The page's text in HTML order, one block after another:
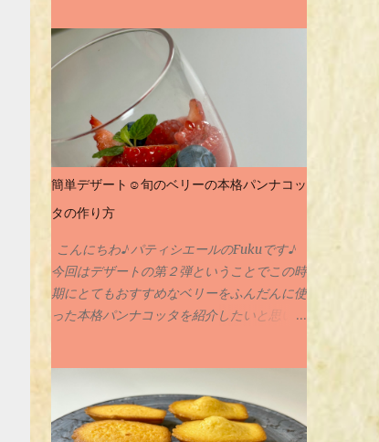
簡単デザート☺️旬のベリーの本格パンナコッ
タの作り方
こんにちわ♪ パティシエールのFukuです♪
今回はデザートの第２弾ということでこの時
期にとてもおすすめなベリーをふんだんに使
った本格パンナコッタを紹介したいと思いま
たことのあるお菓子がパンナコッタなんです
私💦何年も前のことですが💦そんな思いで深